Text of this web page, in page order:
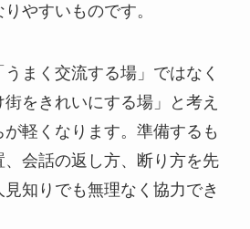
やすいものです。
まく交流する場」ではなく
街をきれいにする場」と考え
軽くなります。準備するも
会話の返し方、断り方を先
知りでも無理なく協力でき